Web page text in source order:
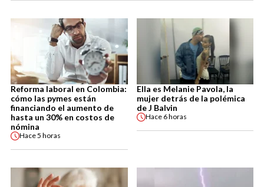
Reforma laboral en Colombia:
cómo las pymes están
financiando el aumento de
hasta un 30% en costos de
nómina
Hace5 horas
Ella es Melanie Pavola, la
mujer detrás de la polémica
de J Balvin
Hace 6 horas